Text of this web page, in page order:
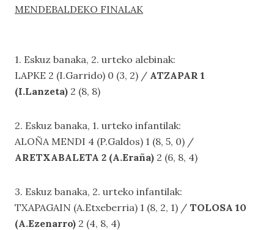
MENDEBALDEKO FINALAK
1. Eskuz banaka, 2. urteko alebinak:
LAPKE 2 (I.Garrido) 0 (3, 2) / ATZAPAR 1
(I.Lanzeta) 2 (8, 8)
2. Eskuz banaka, 1. urteko infantilak:
ALOÑA MENDI 4 (P.Galdos) 1 (8, 5, 0) /
ARETXABALETA 2 (A.Eraña) 2 (6, 8, 4)
3. Eskuz banaka, 2. urteko infantilak:
TXAPAGAIN (A.Etxeberria) 1 (8, 2, 1) / TOLOSA 10
(A.Ezenarro) 2 (4, 8, 4)